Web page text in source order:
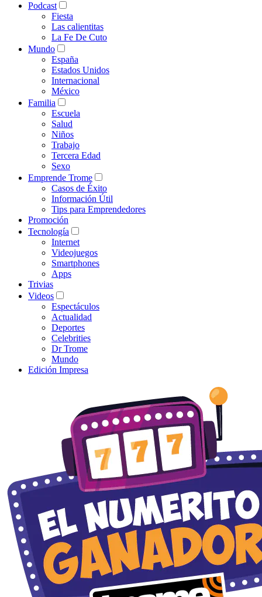
Podcast
Fiesta
Las calientitas
La Fe De Cuto
Mundo
España
Estados Unidos
Internacional
México
Familia
Escuela
Salud
Niños
Trabajo
Tercera Edad
Sexo
Emprende Trome
Casos de Éxito
Información Útil
Tips para Emprendedores
Promoción
Tecnología
Internet
Videojuegos
Smartphones
Apps
Trivias
Videos
Espectáculos
Actualidad
Deportes
Celebrities
Dr Trome
Mundo
Edición Impresa